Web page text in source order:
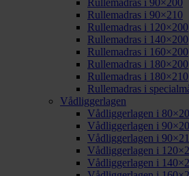
Rullemadras i 90×200
Rullemadras i 90×210
Rullemadras i 120×200
Rullemadras i 140×200
Rullemadras i 160×200
Rullemadras i 180×200
Rullemadras i 180×210
Rullemadras i
Vådliggerlagen
Vådliggerlagen i
Vådliggerlagen i
Vådliggerlagen i
Vådliggerlagen i
Vådliggerlagen i